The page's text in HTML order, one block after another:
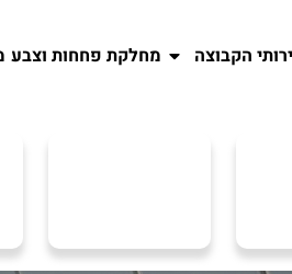
הקבוצה מחלקת פחחות וצבע